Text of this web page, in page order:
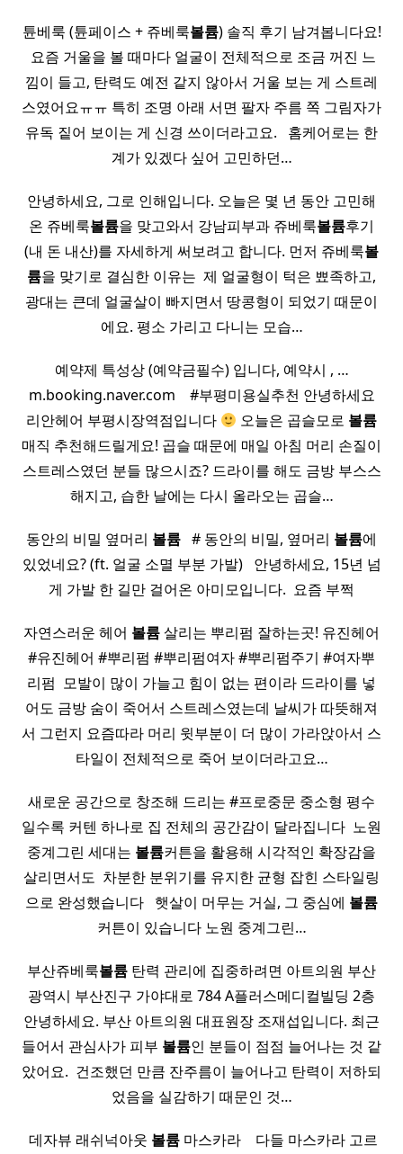
튠베룩 (튠페이스 + 쥬베룩볼륨) 솔직 후기 남겨봅니다요!
​ 요즘 거울을 볼 때마다 얼굴이 전체적으로 조금 꺼진 느
낌이 들고, 탄력도 예전 같지 않아서 거울 보는 게 스트레
스였어요ㅠㅠ 특히 조명 아래 서면 팔자 주름 쪽 그림자가
유독 짙어 보이는 게 신경 쓰이더라고요. ​ ​ 홈케어로는 한
계가 있겠다 싶어 고민하던…
안녕하세요, 그로 인해입니다. 오늘은 몇 년 동안 고민해
온 쥬베룩볼륨을 맞고와서 강남피부과 쥬베룩볼륨후기
(내 돈 내산)를 자세하게 써보려고 합니다. 먼저 쥬베룩볼
륨을 맞기로 결심한 이유는 ​ 제 얼굴형이 턱은 뾰족하고,
광대는 큰데 얼굴살이 빠지면서 땅콩형이 되었기 때문이
에요. 평소 가리고 다니는 모습…
예약제 특성상 (예약금필수) 입니다, 예약시 , …
m.booking.naver.com ​ ​ ​ #부평미용실추천 안녕하세요
리안헤어 부평시장역점입니다
오늘은 곱슬모로 볼륨
매직 추천해드릴게요! 곱슬 때문에 매일 아침 머리 손질이
스트레스였던 분들 많으시죠? 드라이를 해도 금방 부스스
해지고, 습한 날에는 다시 올라오는 곱슬…
동안의 비밀 옆머리 볼륨 ​ ​ # 동안의 비밀, 옆머리 볼륨에
있었네요? (ft. 얼굴 소멸 부분 가발) ​ ​ 안녕하세요, 15년 넘
게 가발 한 길만 걸어온 아미모입니다. ​ 요즘 부쩍
자연스러운 헤어 볼륨살리는 뿌리펌 잘하는곳! 유진헤어
#유진헤어 #뿌리펌 #뿌리펌여자 #뿌리펌주기 #여자뿌
리펌 ​ 모발이 많이 가늘고 힘이 없는 편이라 드라이를 넣
어도 금방 숨이 죽어서 스트레스였는데 날씨가 따뜻해져
서 그런지 요즘따라 머리 윗부분이 더 많이 가라앉아서 스
타일이 전체적으로 죽어 보이더라고요…
새로운 공간으로 창조해 드리는 #프로중문 중소형 평수
일수록 커텐 하나로 집 전체의 공간감이 달라집니다 ​ 노원
중계그린 세대는 볼륨커튼을 활용해 시각적인 확장감을
살리면서도 ​ 차분한 분위기를 유지한 균형 잡힌 스타일링
으로 완성했습니다 ​ ​ 햇살이 머무는 거실, 그 중심에 볼륨
커튼이 있습니다 노원 중계그린…
부산쥬베룩볼륨 탄력 관리에 집중하려면 아트의원 부산
광역시 부산진구 가야대로 784 A플러스메디컬빌딩 2층
안녕하세요. 부산 아트의원 대표원장 조재섭입니다. 최근
들어서 관심사가 피부 볼륨인 분들이 점점 늘어나는 것 같
았어요. ​ 건조했던 만큼 잔주름이 늘어나고 탄력이 저하되
었음을 실감하기 때문인 것…
​ 데자뷰 래쉬넉아웃 볼륨 마스카라 ​ ​ ​ 다들 마스카라 고르